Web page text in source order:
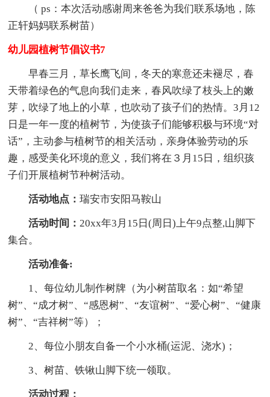
（ ps：本次活动感谢周来爸爸为我们联系场地，陈
正轩妈妈联系树苗）
幼儿园植树节倡议书7
早春三月，草长鹰飞间，冬天的寒意还未褪尽，春
天带着绿色的气息向我们走来，春风吹绿了枝头上的嫩
芽，吹绿了地上的小草，也吹动了孩子们的热情。3月12
日是一年一度的植树节，为使孩子们能够积极与环境“对
话”，主动参与植树节的相关活动，亲身体验劳动的乐
趣，感受美化环境的意义，我们将在３月15日，组织孩
子们开展植树节种树活动。
活动地点：瑞安市安阳马鞍山
活动时间：20xx年3月15日(周日)上午9点整,山脚下
集合。
活动准备:
1、每位幼儿制作树牌（为小树苗取名：如“希望
树”、“成才树”、“感恩树”、“友谊树”、“爱心树”、“健康
树”、“吉祥树”等）；
2、每位小朋友自备一个小水桶(运泥、浇水)；
3、树苗、铁锹山脚下统一领取。
活动过程：